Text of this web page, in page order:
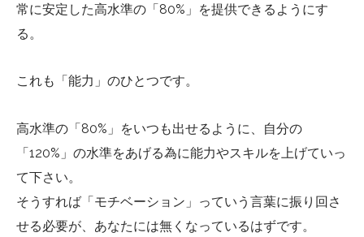
常に安定した高水準の「80%」を提供できるようにす
る。
これも「能力」のひとつです。
高水準の「80%」をいつも出せるように、自分の
「120%」の水準をあげる為に能力やスキルを上げていっ
て下さい。
そうすれば「モチベーション」っていう言葉に振り回さ
せる必要が、あなたには無くなっているはずです。